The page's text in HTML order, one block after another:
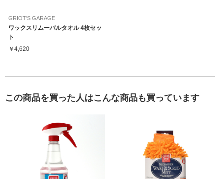
GRIOT'S GARAGE
ワックスリムーバルタオル 4枚セッ
ト
￥4,620
この商品を買った人はこんな商品も買っています